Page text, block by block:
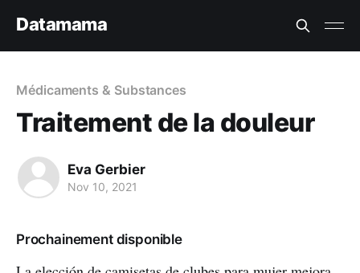
Datamama
Médicaments & Substances
Traitement de la douleur
Eva Gerbier
Nov 10, 2021
Prochainement disponible